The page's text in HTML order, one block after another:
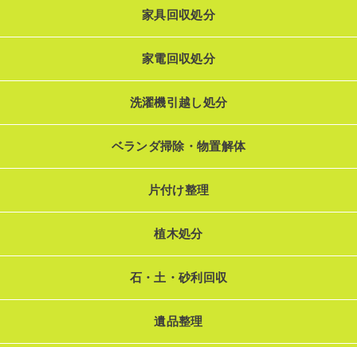
家具回収処分
家電回収処分
洗濯機引越し処分
ベランダ掃除・物置解体
片付け整理
植木処分
石・土・砂利回収
遺品整理